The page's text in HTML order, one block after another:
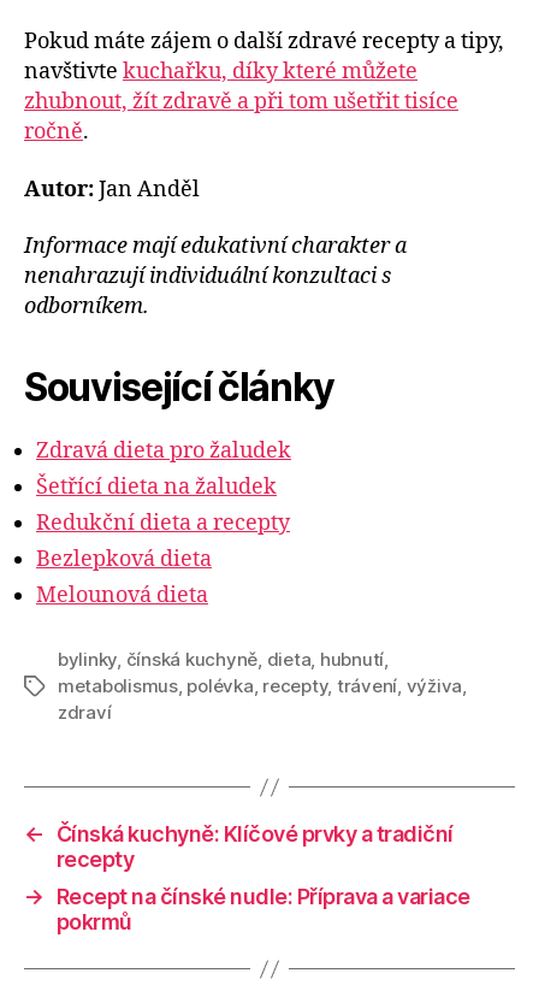
Pokud máte zájem o další zdravé recepty a tipy,
navštivte kuchařku, díky které můžete
zhubnout, žít zdravě a při tom ušetřit tisíce
ročně.
Autor:Jan Anděl
Informace mají edukativní charakter a
nenahrazují individuální konzultaci s
odborníkem.
Související články
Zdravá dieta pro žaludek
Šetřící dieta na žaludek
Redukční dieta a recepty
Bezlepková dieta
Melounová dieta
Štítky
bylinky, čínská kuchyně, dieta, hubnutí,
metabolismus, polévka, recepty, trávení, výživa,
zdraví
←
Čínská kuchyně: Klíčové prvky a tradiční
recepty
→
Recept na čínské nudle: Příprava a variace
pokrmů